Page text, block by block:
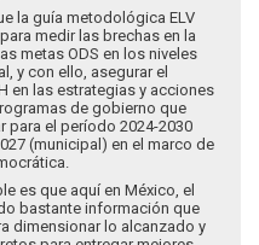
la guía metodológica ELV
medir las brechas en la
metas ODS en los niveles
y con ello, asegurar el
en las estrategias y acciones
de gobierno que
para el período 2024-2030
(municipal) en el marco de
es que aquí en México, el
bastante información que
dimensionar lo alcanzado y